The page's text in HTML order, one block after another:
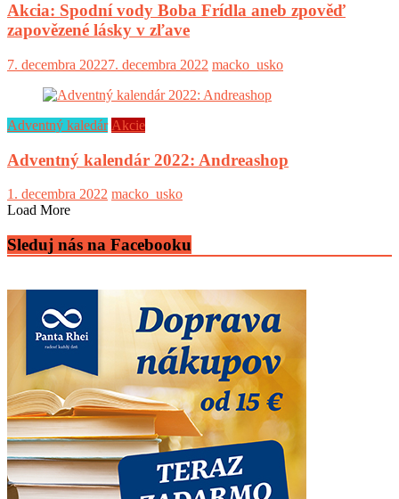
Akcia: Spodní vody Boba Frídla aneb zpověď
zapovězené lásky v zľave
7. decembra 20227. decembra 2022 macko_usko
Adventný kaledár Akcie
Adventný kalendár 2022: Andreashop
1. decembra 2022 macko_usko
Load More
Sleduj nás na Facebooku